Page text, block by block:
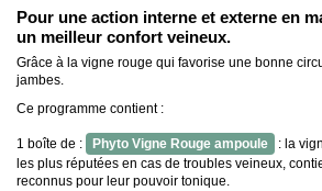
Pour une action interne et externe en
un meilleur confort veineux.
Grâce à la vigne rouge qui favorise une bonne
jambes.
Ce programme contient :
1 boîte de : Phyto Vigne Rouge ampoule
: la
les plus réputées en cas de troubles veineux,
reconnus pour leur pouvoir tonique.